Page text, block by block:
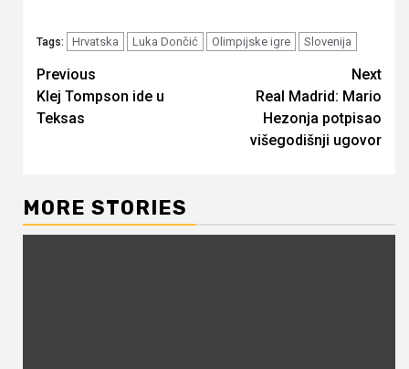
Tags: Hrvatska Luka Dončić Olimpijske igre Slovenija
Continue
Reading
Previous
Klej Tompson ide u
Teksas
Next
Real Madrid: Mario
Hezonja potpisao
višegodišnji ugovor
MORE STORIES